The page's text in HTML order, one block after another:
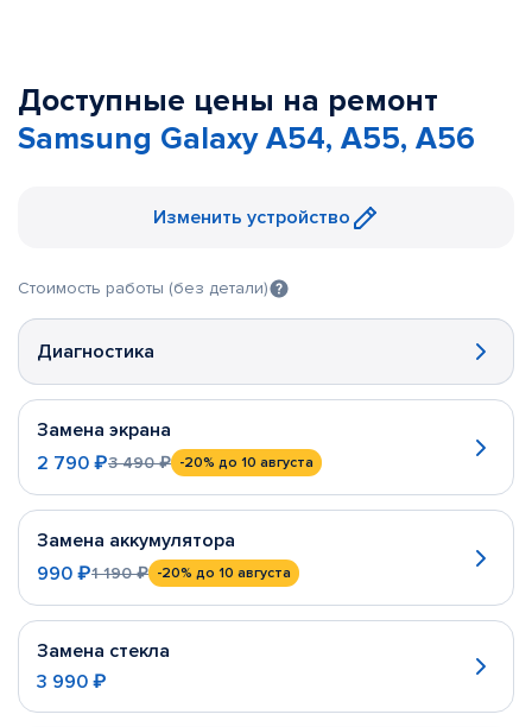
Доступные цены на ремонт
Samsung Galaxy A54, A55, A56
Изменить устройство
Стоимость работы (без детали)
Диагностика
Замена экрана
2 790 ₽3 490 ₽ -20% до 10 августа
Замена аккумулятора
990 ₽1 190 ₽ -20% до 10 августа
Замена стекла
3 990 ₽